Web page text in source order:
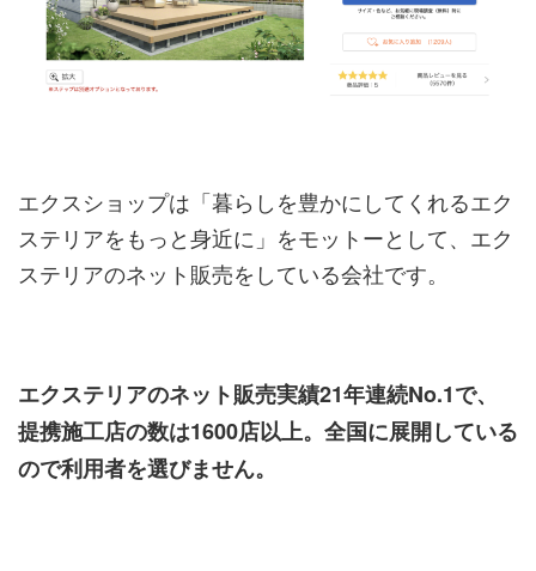
エクスショップは「暮らしを豊かにしてくれるエク
ステリアをもっと身近に」をモットーとして、エク
ステリアのネット販売をしている会社です。
エクステリアのネット販売実績21年連続No.1で、
提携施工店の数は1600店以上。全国に展開している
ので利用者を選びません。